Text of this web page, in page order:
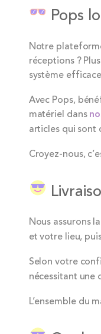
Pops
Notre
réceptions ?
système
Avec Pops,
matériel dans
articles qui sont
Croyez-nous,
Nous assurons
et votre lieu,
Selon votre
nécessitant une
L’ensemble du